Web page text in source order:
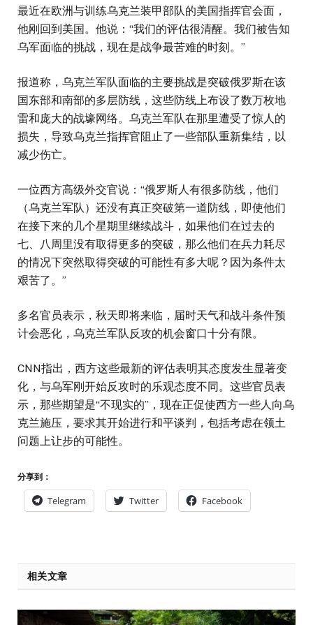
最近在欧洲与训练乌克兰装甲部队的美国指挥官会面，
他刚回到美国。他说：“我们的评估很清醒。我们被告知
乌军面临的挑战，现在是战争最苦难的时刻。”
报道称，乌克兰军队面临的主要挑战是突破俄罗斯在该
国东部和南部的多层防线，这些防线上布设了数万枚地
雷和庞大的战壕网络。乌克兰军队在那里遭受了惊人的
损失，导致乌克兰指挥官阻止了一些部队重新集结，以
减少伤亡。
一位西方高级外交官说：“俄罗斯人有很多防线，他们
（乌克兰军队）还没有真正突破第一道防线，即使他们
在接下来的几个星期里继续战斗，如果他们在过去的
七、八周里没有取得更多的突破，那么他们在兵力耗尽
的情况下突然取得突破的可能性有多大呢？因为条件太
艰苦了。”
多名官员表示，秋天即将来临，届时天气和战斗条件预
计会恶化，乌克兰军队反攻的机会窗口十分有限。
CNN指出，西方这些最新的评估表明其态度发生显著变
化，与乌军刚开始反攻时的乐观态度不同。这些官员表
示，那些期望是“不现实的”，现在正促使西方一些人向乌
克兰施压，要求其开始进行和平谈判，包括考虑在领土
问题上让步的可能性。
分享到：
Telegram Twitter Facebook
相关文章